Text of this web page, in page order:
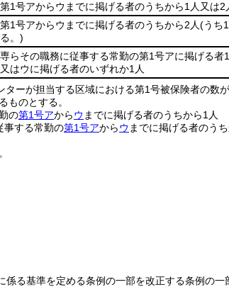
第1号アからウまでに掲げる者のうちから1人又は2
第1号アからウまでに掲げる者のうちから2人(うち
る。)
専らその職務に従事する常勤の第1号アに掲げる
又はウに掲げる者のいずれか1人
ーが担当する区域における第1号被保険者の数
ものとする。
の第1号アからウ までに掲げる者のうちから1人
する常勤の第1号アからウ までに掲げる者のう
る基準を定める条例の一部を改正する条例の一